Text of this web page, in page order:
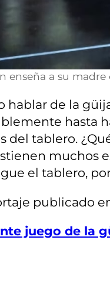
enseña a su
hablar de la
hasta
del tablero.
muchos
el tablero,
publicado
juego de la